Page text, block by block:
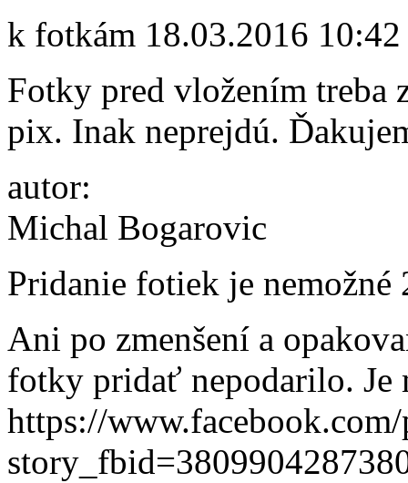
k fotkám 18.03.2016 10:42
Fotky pred vložením treba
pix. Inak neprejdú.
autor:
Michal Bogarovic
Pridanie fotiek je nemožné
Ani po zmenšení a
fotky pridať nepodarilo. Je
https://